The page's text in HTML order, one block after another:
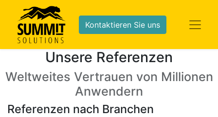
Kontaktieren Sie uns
Unsere Referenzen
Weltweites Vertrauen von Millionen
Anwendern
Referenzen nach Branchen